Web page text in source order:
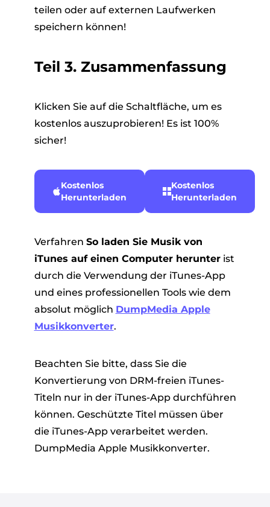
teilen oder auf externen Laufwerken
speichern können!
Teil 3. Zusammenfassung
Klicken Sie auf die Schaltfläche, um es
kostenlos auszuprobieren! Es ist 100%
sicher!
Kostenlos
Herunterladen
Kostenlos
Herunterladen
Verfahren So laden Sie Musik von
iTunes auf einen Computer herunterist
durch die Verwendung der iTunes-App
und eines professionellen Tools wie dem
absolut möglich DumpMedia Apple
Musikkonverter.
Beachten Sie bitte, dass Sie die
Konvertierung von DRM-freien iTunes-
Titeln nur in der iTunes-App durchführen
können. Geschützte Titel müssen über
die iTunes-App verarbeitet werden.
DumpMedia Apple Musikkonverter.